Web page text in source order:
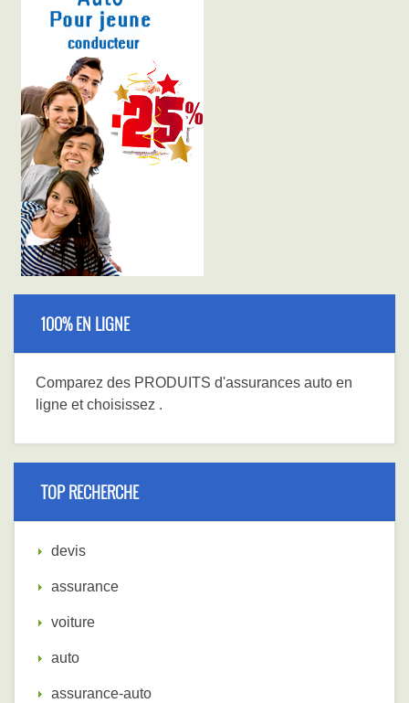
100% EN LIGNE
Comparez des PRODUITS d'assurances auto en
ligne et choisissez .
TOP RECHERCHE
devis
assurance
voiture
auto
assurance-auto